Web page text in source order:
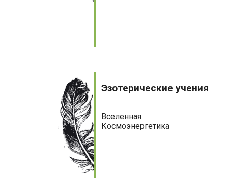
Эзотерические
Эзотерические учения
Вселенная.
Космоэнергетика